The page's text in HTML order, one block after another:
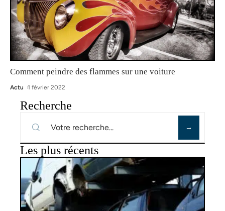
Comment peindre des flammes sur une voiture
Actu 1 février 2022
Recherche
Les plus récents